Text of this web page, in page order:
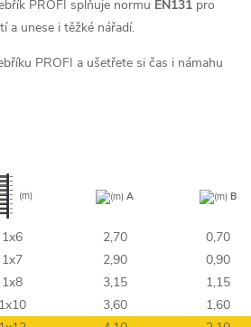
PROFI splňuje normu EN131 pro
a unese i těžké nářadí.
PROFI a ušetřete si čas i námahu
(m) (m) A (m) B
1x6 2,70
0,70
1x7 2,90
0,90
1x8 3,15
1,15
1x10 3,60
1,60